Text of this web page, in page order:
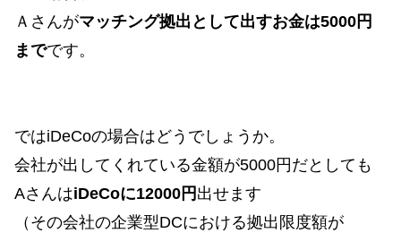
Ａさんがマッチング拠出として出すお金は5000円
までです。
ではiDeCoの場合はどうでしょうか。
会社が出してくれている金額が5000円だとしても
AさんはiDeCoに12000円 出せます
（その会社の企業型DCにおける拠出限度額が